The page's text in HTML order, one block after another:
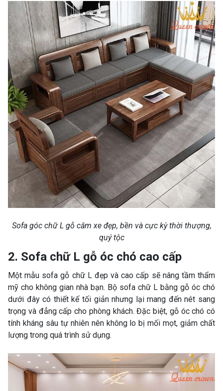
Sofa góc chữ L gỗ căm xe đẹp, bền và cực kỳ thời thượng,
quý tộc
2. Sofa chữ L gỗ óc chó cao cấp
Một mẫu sofa gỗ chữ L đẹp và cao cấp sẽ nâng tầm thẩm
mỹ cho không gian nhà bạn. Bộ sofa chữ L bằng gỗ óc chó
dưới đây có thiết kế tối giản nhưng lại mang đến nét sang
trọng và đẳng cấp cho phòng khách. Đặc biệt, gỗ óc chó có
tính kháng sâu tự nhiên nên không lo bị mối mọt, giảm chất
lượng trong quá trình sử dụng.